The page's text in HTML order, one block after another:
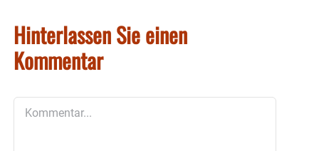
Hinterlassen Sie einen
Kommentar